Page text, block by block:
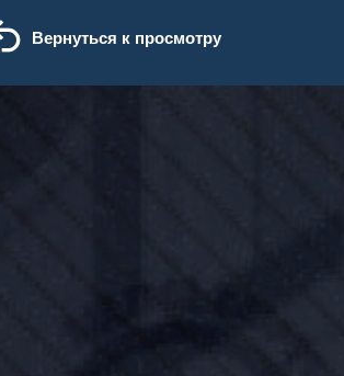
Вернуться к просмотру